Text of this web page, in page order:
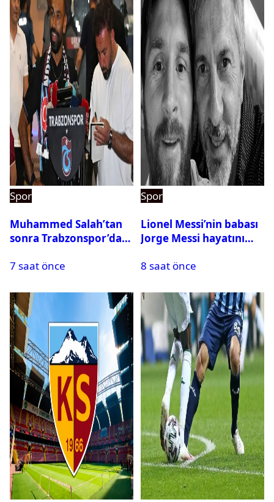
Spor
Muhammed Salah’tan
sonra Trabzonspor’dan
7 saat önce
Spor
Lionel Messi’nin babası
Jorge Messi hayatını
8 saat önce